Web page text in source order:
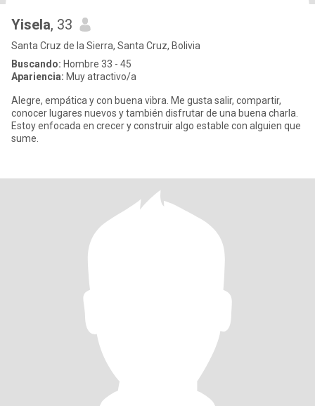
Yisela, 33
Santa Cruz de la Sierra, Santa Cruz, Bolivia
Buscando: Hombre 33 - 45
Apariencia: Muy atractivo/a
Alegre, empática y con buena vibra. Me gusta salir, compartir,
conocer lugares nuevos y también disfrutar de una buena charla.
Estoy enfocada en crecer y construir algo estable con alguien que
sume.